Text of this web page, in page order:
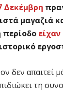
Δεκέμβρη
μαγαζιά
περίοδο
δεν απαιτεί
τη